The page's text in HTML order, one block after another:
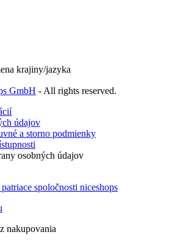
krajiny/jazyka
GmbH - All rights reserved.
údajov
a storno podmienky
osobných údajov
spoločnosti niceshops
nakupovania